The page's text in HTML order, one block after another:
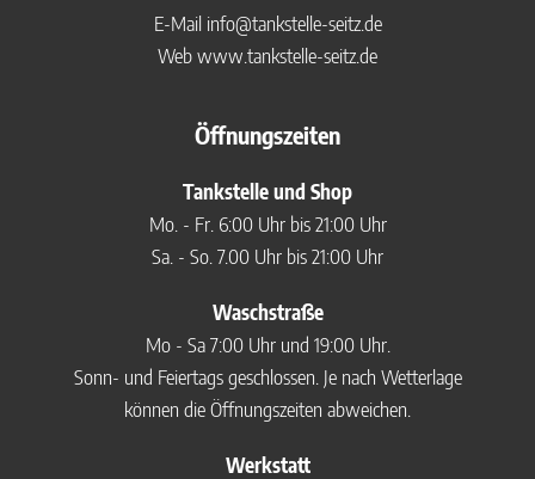
E-Mail info@tankstelle-seitz.de
Webwww.tankstelle-seitz.de
Öffnungszeiten
Tankstelle und Shop
Mo. - Fr. 6:00 Uhr bis 21:00 Uhr
Sa. - So. 7.00 Uhr bis 21:00 Uhr
Waschstraße
Mo - Sa 7:00 Uhr und 19:00 Uhr.
Sonn- und Feiertags geschlossen. Je nach Wetterlage
können die Öffnungszeiten abweichen.
Werkstatt